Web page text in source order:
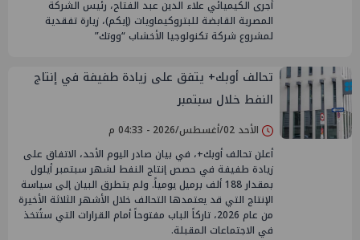
أجرى الكيميائي علاء الدين عبد الفتاح، رئيس الشركة
المصرية القابضة للبتروكيماويات (إيكم)، زيارة تفقدية
لمشروع شركة تكنولوجيا الأخشاب “ووتك”
تحالف أوبك+ يتفق على زيادة طفيفة في إنتاج
النفط خلال سبتمبر
الأحد 02/أغسطس/2026 - 04:33 م
أعلن تحالف أوبك+، في بيان صادر اليوم الأحد، الاتفاق على
زيادة طفيفة في حصص إنتاج النفط لشهر سبتمبر أيلول
بمقدار 188 ألف برميل يومياً. ولم يتطرق البيان إلى سياسة
الإنتاج التي قد يعتمدها التحالف خلال الأشهر الثلاثة الأخيرة
من عام 2026، تاركاً الباب مفتوحاً أمام القرارات التي ستُتخذ
في الاجتماعات المقبلة.